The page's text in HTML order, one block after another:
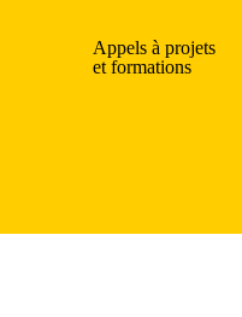
Appels à projets
et formations